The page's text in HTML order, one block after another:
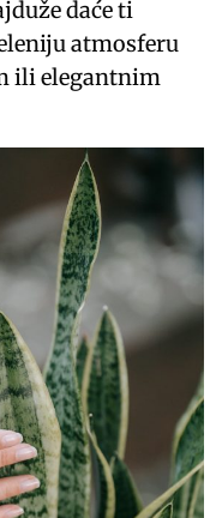
daće ti
atmosferu
ili elegantnim